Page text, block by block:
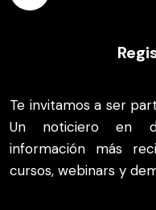
Te invitamos a ser
Un noticiero en
información más
cursos, webinars y